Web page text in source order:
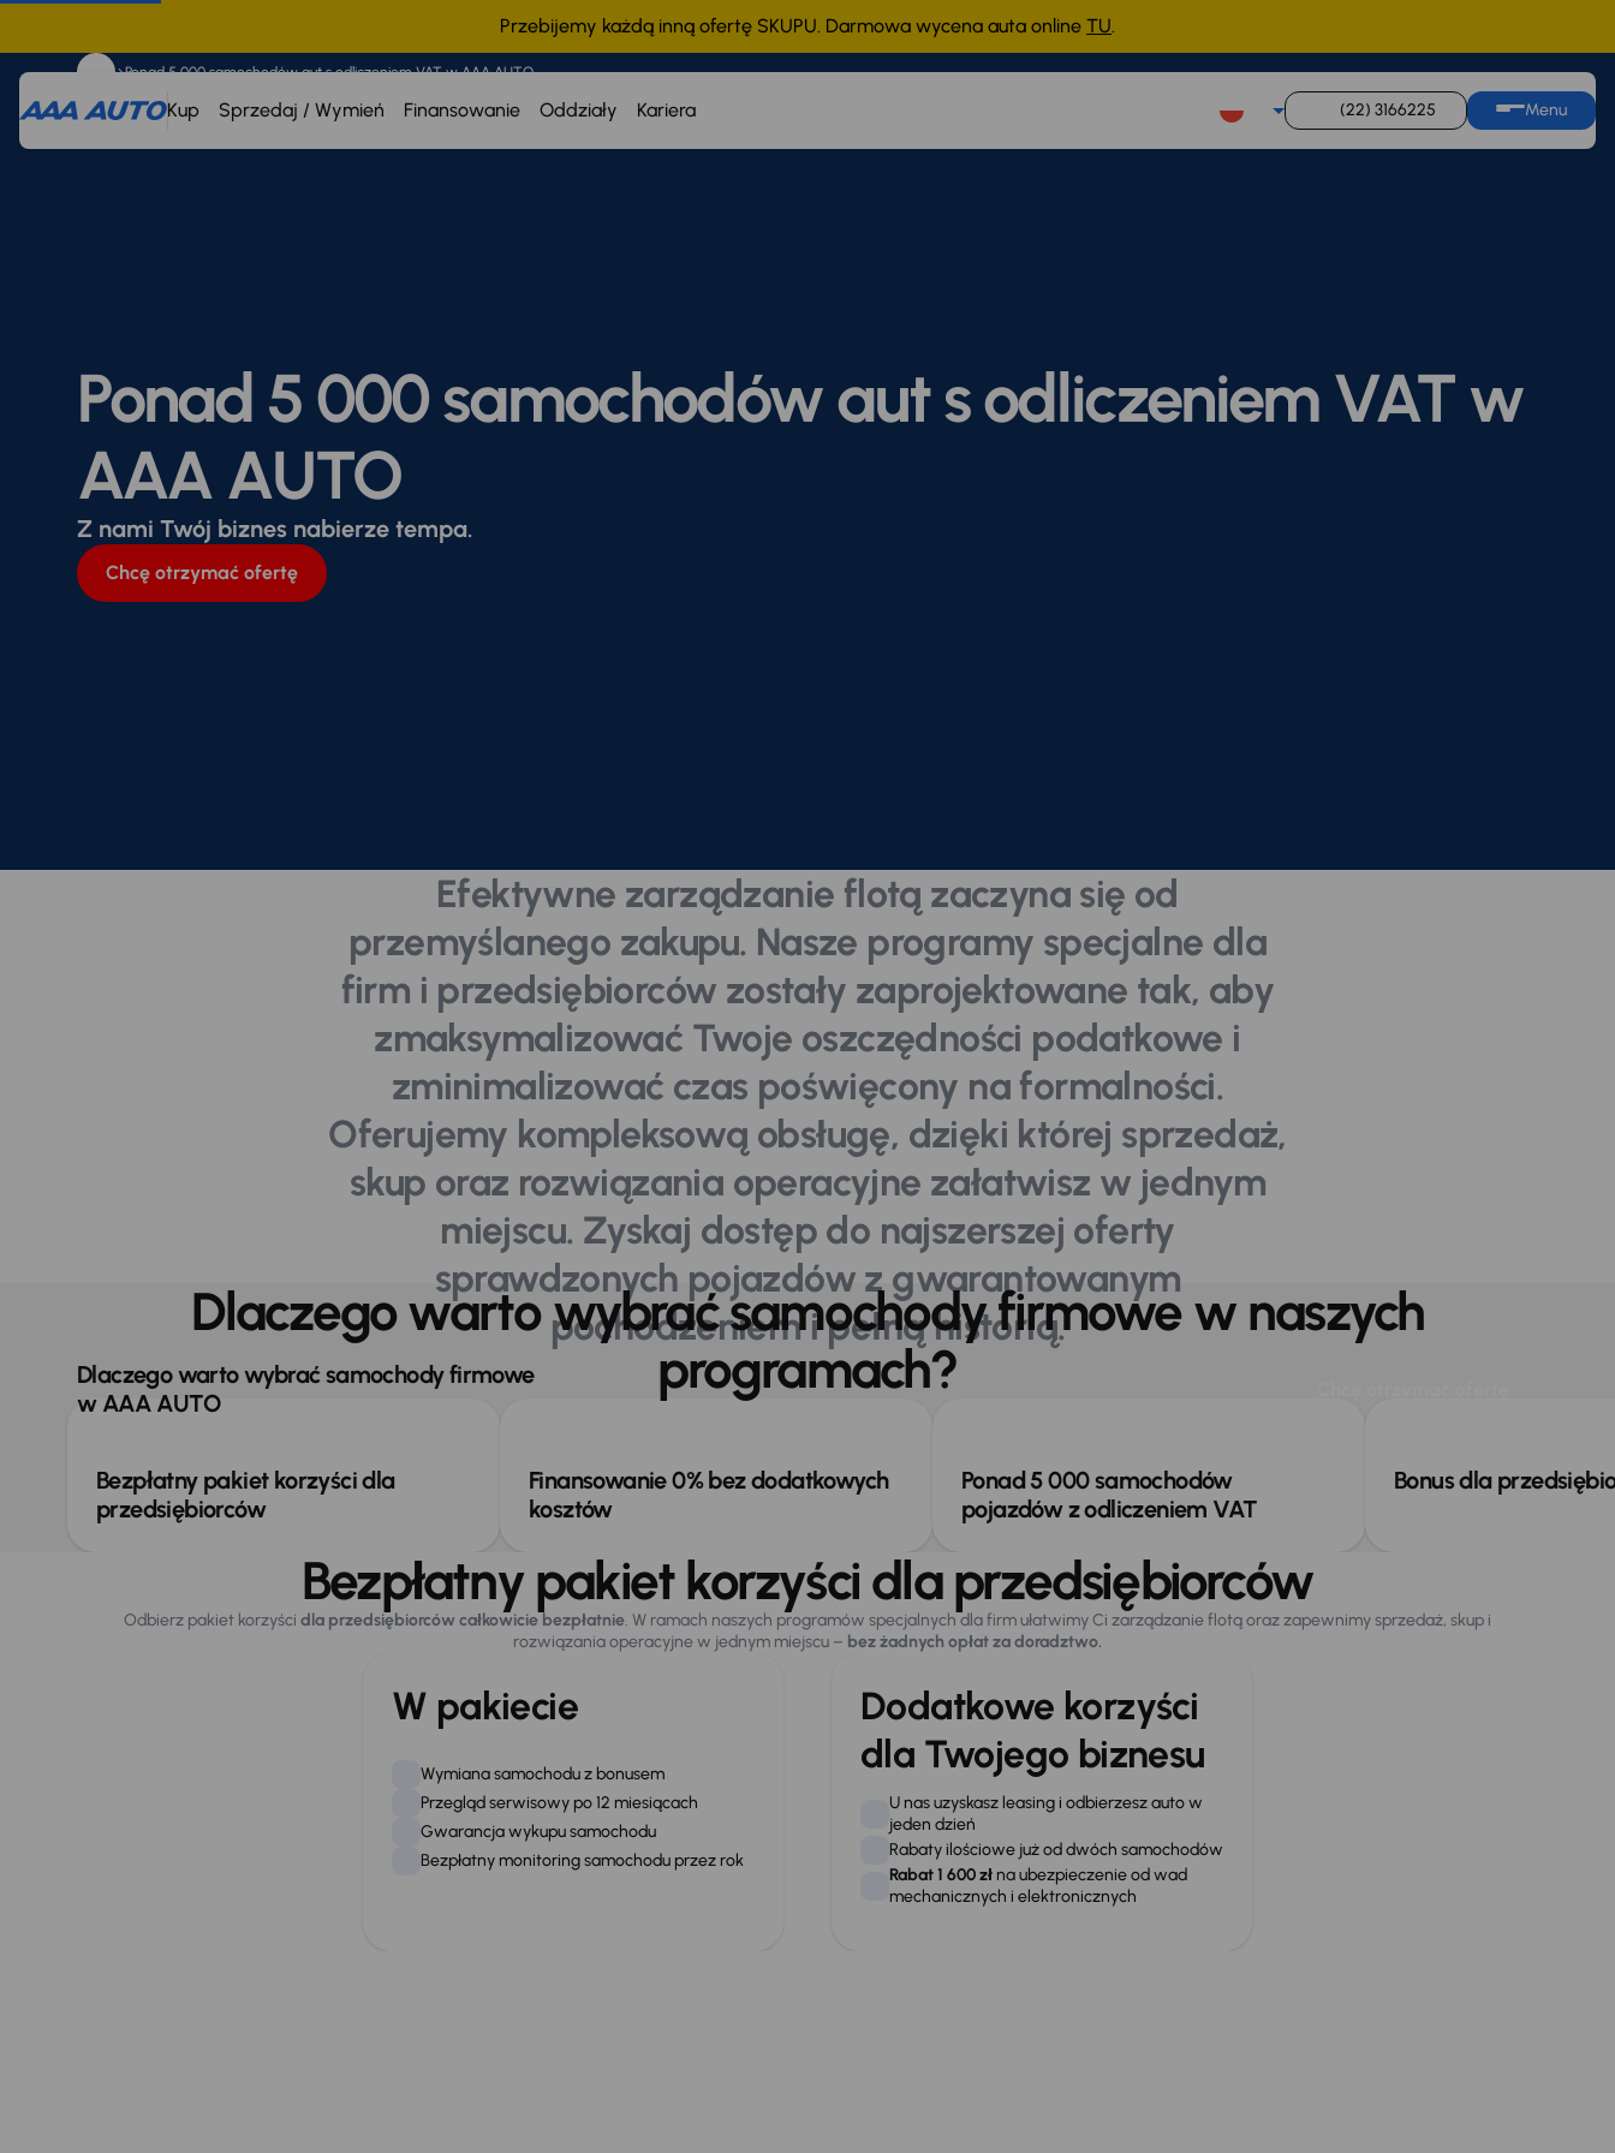
Przebijemy każdą inną ofertę SKUPU. Darmowa wycena auta online TU.
Kup Sprzedaj / Wymień Finansowanie Oddziały Kariera (22) 3166225 Menu
Ponad 5 000 samochodów aut s odliczeniem VAT w AAA AUTO
Ponad 5 000 samochodów aut s odliczeniem VAT w
AAA AUTO
Z nami Twój biznes nabierze tempa.
Chcę otrzymać ofertę
Efektywne zarządzanie flotą zaczyna się od
przemyślanego zakupu. Nasze programy specjalne dla
firm i przedsiębiorców zostały zaprojektowane tak, aby
zmaksymalizować Twoje oszczędności podatkowe i
zminimalizować czas poświęcony na formalności.
Oferujemy kompleksową obsługę, dzięki której sprzedaż,
skup oraz rozwiązania operacyjne załatwisz w jednym
miejscu. Zyskaj dostęp do najszerszej oferty
sprawdzonych pojazdów z gwarantowanym
pochodzeniem i pełną historią.
Dlaczego warto wybrać samochody firmowe
w AAA AUTO
Korzyści z aut firmowych v
Pakiet korzyści za
Dlaczego warto wybrać samochody firmowe w naszych
programach?
Bezpłatny pakiet korzyści dla
przedsiębiorców
Finansowanie 0% bez dodatkowych
kosztów
Ponad 5 000 samochodów
pojazdów z odliczeniem VAT
Bonus dla
Bezpłatny pakiet korzyści dla przedsiębiorców
Odbierz pakiet korzyści dla przedsiębiorców całkowicie bezpłatnie. W ramach naszych programów specjalnych dla firm ułatwimy Ci zarządzanie flotą oraz zapewnimy sprzedaż, skup i
rozwiązania operacyjne w jednym miejscu – bez żadnych opłat za doradztwo.
W pakiecie
Wymiana samochodu z bonusem
Przegląd serwisowy po 12 miesiącach
Gwarancja wykupu samochodu
Bezpłatny monitoring samochodu przez rok
Dodatkowe korzyści
dla Twojego biznesu
U nas uzyskasz leasing i odbierzesz auto w
jeden dzień
Rabaty ilościowe już od dwóch samochodów
Rabat 1 600 zł na ubezpieczenie od wad
mechanicznych i elektronicznych